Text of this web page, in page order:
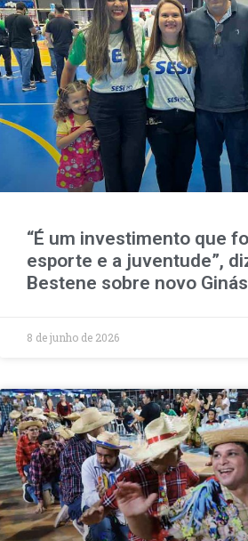
“É um investimento que
esporte e a juventude”,
Bestene sobre novo
8 de junho de 2026